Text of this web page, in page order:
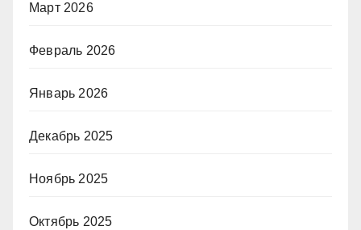
Март 2026
Февраль 2026
Январь 2026
Декабрь 2025
Ноябрь 2025
Октябрь 2025